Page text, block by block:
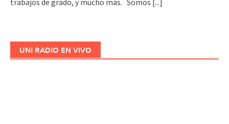
UNI RADIO EN VIVO